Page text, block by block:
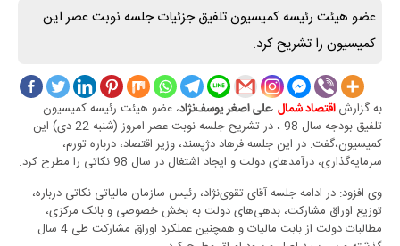
عضو هیئت رئیسه کمیسیون تلفیق جزئیات جلسه نوبت عصر این
کمیسیون را تشریح کرد.
به گزارش اقتصاد شمال ،علی اصغر یوسف‌نژاد، عضو هیئت رئیسه کمیسیون
تلفیق بودجه سال 98 ، در تشریح جلسه نوبت عصر امروز (شنبه 22 دی) این
کمیسیون،گفت: در این جلسه فرهاد دژپسند، وزیر اقتصاد، درباره تورم،
سرمایه‌گذاری، درآمد‌های دولت و ایجاد اشتغال در سال 98 نکاتی را مطرح کرد.
وی افزود: در ادامه جلسه آقای تقوی‌نژاد، رئیس سازمان مالیاتی نکاتی درباره،
توزیع اوراق مشارکت، بدهی‌های دولت به بخش خصوصی و بانک مرکزی،
مطالبات دولت از بابت مالیات و همچنین عملکرد اوراق مشارکت طی 4 سال